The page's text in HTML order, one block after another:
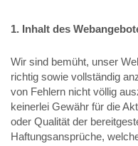
1. Inhalt des
Wir sind bemüht, unser
richtig sowie vollständig
von Fehlern nicht völlig
keinerlei Gewähr für die
oder Qualität der
Haftungsansprüche,